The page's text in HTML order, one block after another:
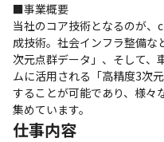
■事業概要
当社のコア技術となるのが
成技術。社会インフラ整備な
次元点群データ」、そして、
ムに活用される「高精度3次
することが可能であり、様々
集めています。
仕事内容